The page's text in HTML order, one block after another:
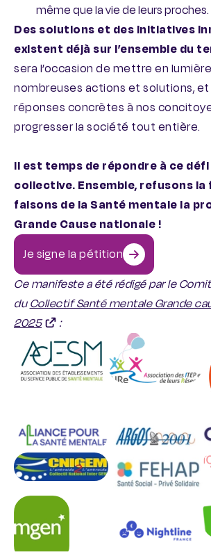
même que la vie de leurs proches.
Des solutions et des initiatives
existent déjà sur l’ensemble du
sera l’occasion de mettre en
nombreuses actions et solutions, et
réponses concrètes à nos
progresser la société tout entière.
Il est temps de répondre à ce
collective. Ensemble, refusons
faisons de la Santé mentale la
Grande Cause nationale !
Je signe la pétition
Ce manifeste a été rédigé par le
duCollectif Santé mentale Grande
2025
: